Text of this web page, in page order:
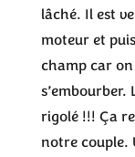
lâché. Il est
moteur et
champ car
rigolé !!! Ça
notre couple.